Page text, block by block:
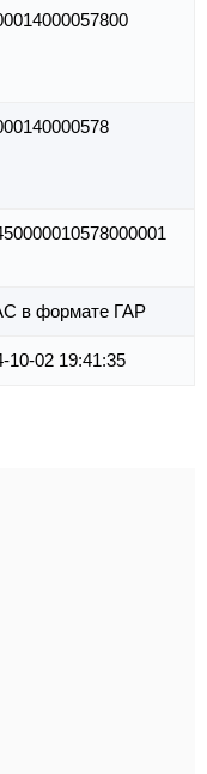
в формате ГАР
10-02 19:41:35